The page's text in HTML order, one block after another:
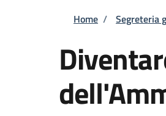
Briciole
Home / Segreteria